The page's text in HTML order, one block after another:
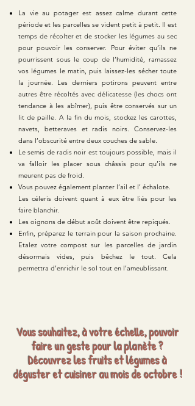
La vie au potager est assez calme durant cette
période et les parcelles se vident petit à petit. Il est
temps de récolter et de stocker les légumes au sec
pour pouvoir les conserver. Pour éviter qu’ils ne
pourrissent sous le coup de l’humidité, ramassez
vos légumes le matin, puis laissez-les sécher toute
la journée. Les derniers potirons peuvent entre
autres être récoltés avec délicatesse (les chocs ont
tendance à les abîmer), puis être conservés sur un
lit de paille. A la fin du mois, stockez les carottes,
navets, betteraves et radis noirs. Conservez-les
dans l’obscurité entre deux couches de sable.
Le semis de radis noir est toujours possible, mais il
va falloir les placer sous châssis pour qu’ils ne
meurent pas de froid.
Vous pouvez également planter l’ail et l’ échalote.
Les céleris doivent quant à eux être liés pour les
faire blanchir.
Les oignons de début août doivent être repiqués.
Enfin, préparez le terrain pour la saison prochaine.
Etalez votre compost sur les parcelles de jardin
désormais vides, puis bêchez le tout. Cela
permettra d’enrichir le sol tout en l’ameublissant.
Vous souhaitez, à votre échelle, pouvoir
faire un geste pour la planète ?
Découvrez les fruits et légumes à
déguster et cuisiner au mois de octobre !